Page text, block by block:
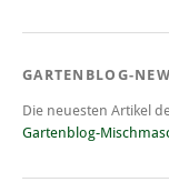
GARTENBLOG-
Die neuesten Artikel
Gartenblog-